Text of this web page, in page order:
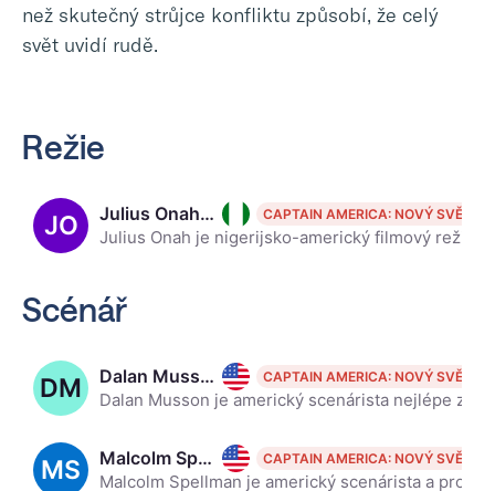
než skutečný strůjce konfliktu způsobí, že celý
svět uvidí rudě.
Režie
JO Julius Onah, 43 CAPTAIN AMERICA: NOVÝ SVĚT
Scénář
DM Dalan Musson CAPTAIN AMERICA: NOVÝ SVĚT
MS Malcolm Spellman CAPTAIN AMERICA: NOVÝ SVĚT